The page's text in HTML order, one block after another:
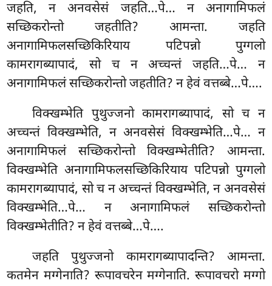
जहति, न अनवसेसं जहति…पे… न अनागामिफलं
सच्छिकरोन्तो जहतीति? आमन्ता. जहति
अनागामिफलसच्छिकिरियाय पटिपन्नो पुग्गलो
कामरागब्यापादं, सो च न अच्चन्तं जहति…पे… न
अनागामिफलं सच्छिकरोन्तो जहतीति? न हेवं वत्तब्बे…पे….
विक्खम्भेति पुथुज्जनो कामरागब्यापादं, सो च न
अच्चन्तं विक्खम्भेति, न अनवसेसं विक्खम्भेति…पे… न
अनागामिफलं सच्छिकरोन्तो विक्खम्भेतीति? आमन्ता.
विक्खम्भेति अनागामिफलसच्छिकिरियाय पटिपन्नो पुग्गलो
कामरागब्यापादं, सो च न अच्चन्तं विक्खम्भेति, न अनवसेसं
विक्खम्भेति…पे… न अनागामिफलं सच्छिकरोन्तो
विक्खम्भेतीति? न हेवं वत्तब्बे…पे….
जहति पुथुज्जनो कामरागब्यापादन्ति? आमन्ता.
कतमेन मग्गेनाति? रूपावचरेन मग्गेनाति. रूपावचरो मग्गो